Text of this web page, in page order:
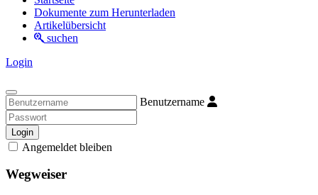
Dokumente zum Herunterladen
Artikelübersicht
suchen
Login
Benutzername
Login
Angemeldet bleiben
Wegweiser